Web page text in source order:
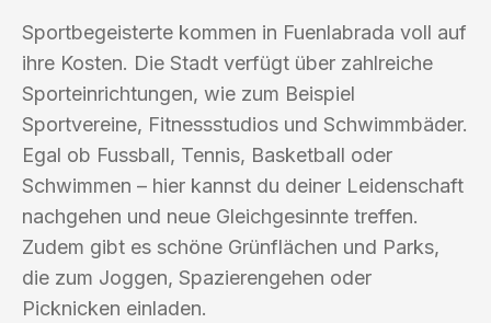
Sportbegeisterte kommen in Fuenlabrada voll auf
ihre Kosten. Die Stadt verfügt über zahlreiche
Sporteinrichtungen, wie zum Beispiel
Sportvereine, Fitnessstudios und Schwimmbäder.
Egal ob Fussball, Tennis, Basketball oder
Schwimmen – hier kannst du deiner Leidenschaft
nachgehen und neue Gleichgesinnte treffen.
Zudem gibt es schöne Grünflächen und Parks,
die zum Joggen, Spazierengehen oder
Picknicken einladen.